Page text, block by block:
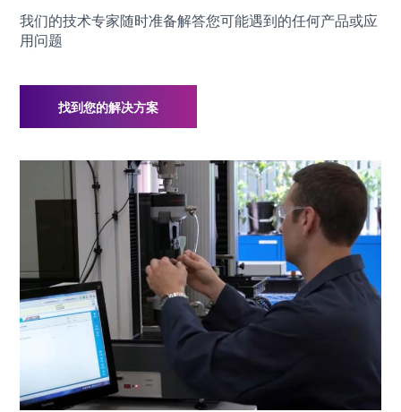
我们的技术专家随时准备解答您可能遇到的任何产品或应
用问题
找到您的解决方案